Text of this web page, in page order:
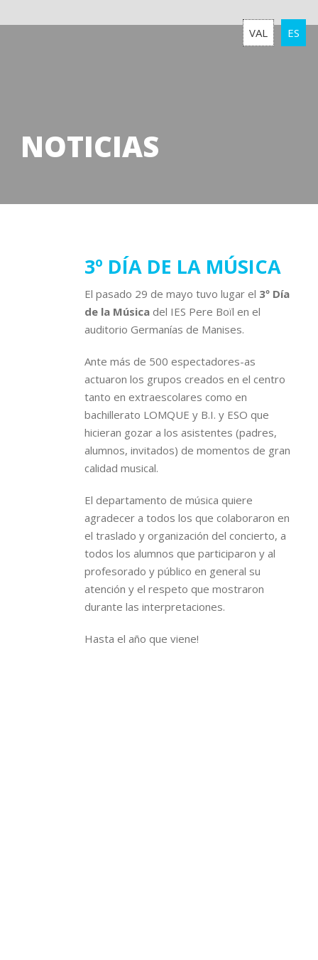
VAL ES
NOTICIAS
3º DÍA DE LA MÚSICA
El pasado 29 de mayo tuvo lugar el 3º Día
de la Música del IES Pere Boïl en el
auditorio Germanías de Manises.
Ante más de 500 espectadores-as
actuaron los grupos creados en el centro
tanto en extraescolares como en
bachillerato LOMQUE y B.I. y ESO que
hicieran gozar a los asistentes (padres,
alumnos, invitados) de momentos de gran
calidad musical.
El departamento de música quiere
agradecer a todos los que colaboraron en
el traslado y organización del concierto, a
todos los alumnos que participaron y al
profesorado y público en general su
atención y el respeto que mostraron
durante las interpretaciones.
Hasta el año que viene!